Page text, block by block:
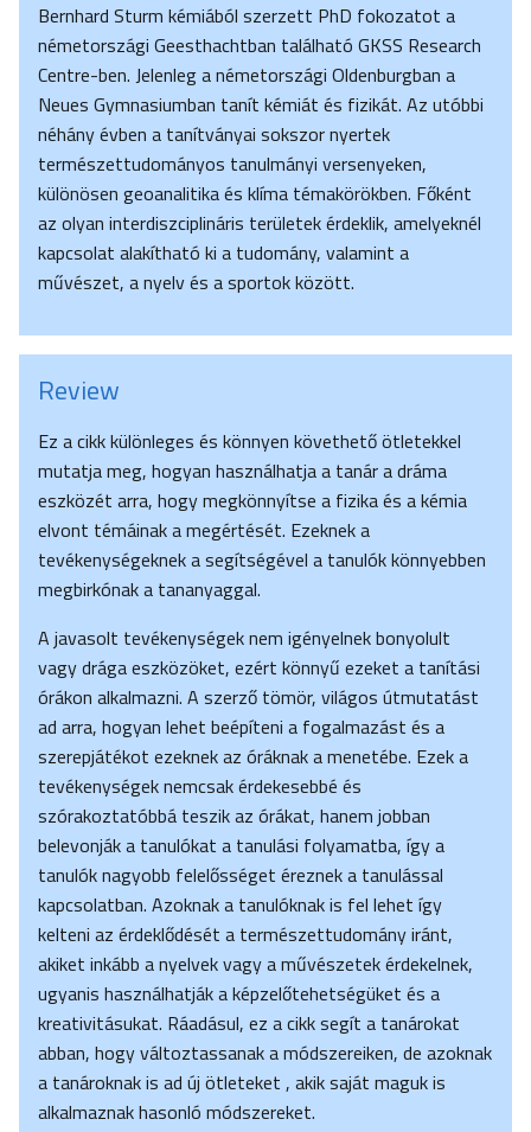
Bernhard Sturm kémiából szerzett PhD fokozatot a
németországi Geesthachtban található GKSS Research
Centre-ben. Jelenleg a németországi Oldenburgban a
Neues Gymnasiumban tanít kémiát és fizikát. Az utóbbi
néhány évben a tanítványai sokszor nyertek
természettudományos tanulmányi versenyeken,
különösen geoanalitika és klíma témakörökben. Főként
az olyan interdiszciplináris területek érdeklik, amelyeknél
kapcsolat alakítható ki a tudomány, valamint a
művészet, a nyelv és a sportok között.
Review
Ez a cikk különleges és könnyen követhető ötletekkel
mutatja meg, hogyan használhatja a tanár a dráma
eszközét arra, hogy megkönnyítse a fizika és a kémia
elvont témáinak a megértését. Ezeknek a
tevékenységeknek a segítségével a tanulók könnyebben
megbirkónak a tananyaggal.
A javasolt tevékenységek nem igényelnek bonyolult
vagy drága eszközöket, ezért könnyű ezeket a tanítási
órákon alkalmazni. A szerző tömör, világos útmutatást
ad arra, hogyan lehet beépíteni a fogalmazást és a
szerepjátékot ezeknek az óráknak a menetébe. Ezek a
tevékenységek nemcsak érdekesebbé és
szórakoztatóbbá teszik az órákat, hanem jobban
belevonják a tanulókat a tanulási folyamatba, így a
tanulók nagyobb felelősséget éreznek a tanulással
kapcsolatban. Azoknak a tanulóknak is fel lehet így
kelteni az érdeklődését a természettudomány iránt,
akiket inkább a nyelvek vagy a művészetek érdekelnek,
ugyanis használhatják a képzelőtehetségüket és a
kreativitásukat. Ráadásul, ez a cikk segít a tanárokat
abban, hogy változtassanak a módszereiken, de azoknak
a tanároknak is ad új ötleteket , akik saját maguk is
alkalmaznak hasonló módszereket.